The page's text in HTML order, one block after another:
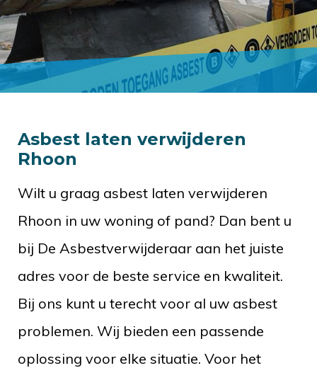
Asbest laten verwijderen
Rhoon
Wilt u graag asbest laten verwijderen
Rhoon in uw woning of pand? Dan bent u
bij De Asbestverwijderaar aan het juiste
adres voor de beste service en kwaliteit.
Bij ons kunt u terecht voor al uw asbest
problemen. Wij bieden een passende
oplossing voor elke situatie. Voor het